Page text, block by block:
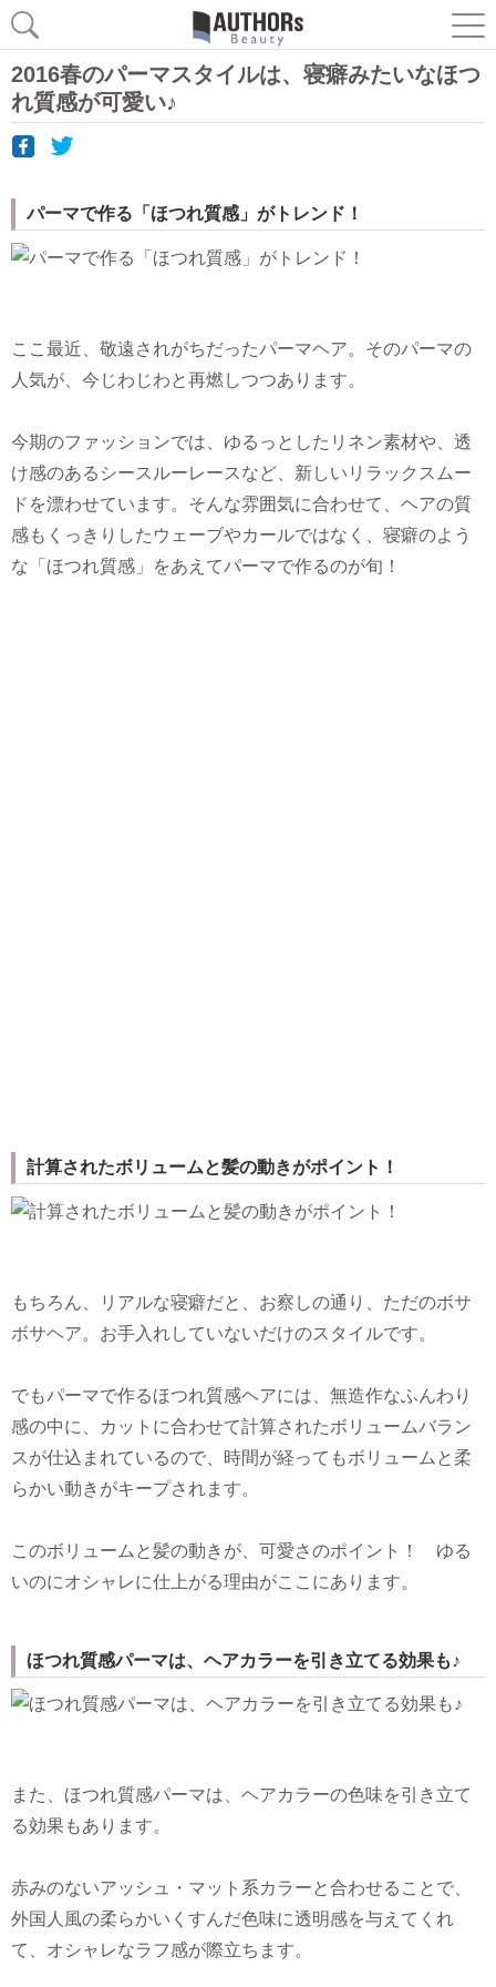
2016春のパーマスタイルは、寝癖みたいなほつ
れ質感が可愛い♪
パーマで作る「ほつれ質感」がトレンド！
ここ最近、敬遠されがちだったパーマヘア。そのパーマの
人気が、今じわじわと再燃しつつあります。
今期のファッションでは、ゆるっとしたリネン素材や、透
け感のあるシースルーレースなど、新しいリラックスムー
ドを漂わせています。そんな雰囲気に合わせて、ヘアの質
感もくっきりしたウェーブやカールではなく、寝癖のよう
な「ほつれ質感」をあえてパーマで作るのが旬！
計算されたボリュームと髪の動きがポイント！
もちろん、リアルな寝癖だと、お察しの通り、ただのボサ
ボサヘア。お手入れしていないだけのスタイルです。
でもパーマで作るほつれ質感ヘアには、無造作なふんわり
感の中に、カットに合わせて計算されたボリュームバラン
スが仕込まれているので、時間が経ってもボリュームと柔
らかい動きがキープされます。
このボリュームと髪の動きが、可愛さのポイント！ ゆる
いのにオシャレに仕上がる理由がここにあります。
ほつれ質感パーマは、ヘアカラーを引き立てる効果も♪
また、ほつれ質感パーマは、ヘアカラーの色味を引き立て
る効果もあります。
赤みのないアッシュ・マット系カラーと合わせることで、
外国人風の柔らかいくすんだ色味に透明感を与えてくれ
て、オシャレなラフ感が際立ちます。